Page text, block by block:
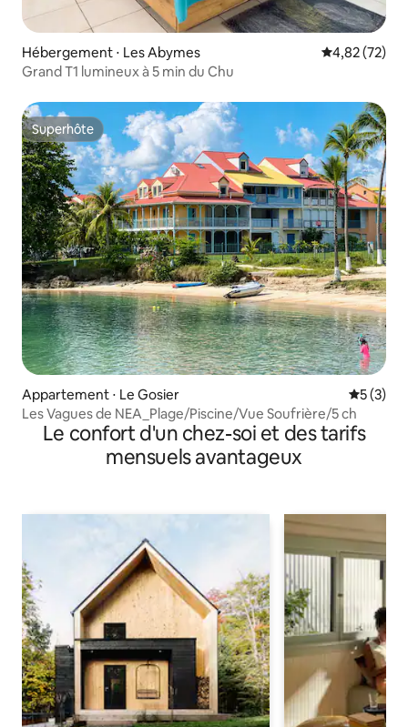
Hébergement ⋅ Les Abymes Évaluation
4,82 (72)
Grand T1 lumineux à 5 min du Chu
Superhôte
Superhôte
Appartement ⋅ Le Gosier
5 (3)
Les Vagues de NEA_Plage/Piscine/Vue Soufrière/5 ch
Le confort d'un chez-soi et des tarifs
mensuels avantageux